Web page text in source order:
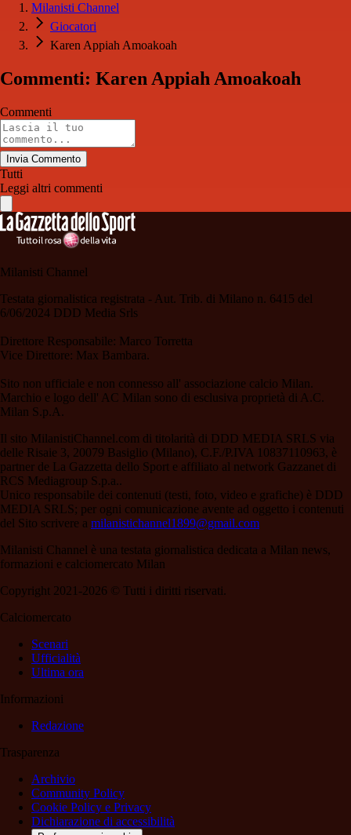
Milanisti Channel
Giocatori
Karen Appiah Amoakoah
Commenti: Karen Appiah Amoakoah
Commenti
Invia Commento
Tutti
Leggi altri commenti
Milanisti Channel
Testata giornalistica registrata - Aut. Trib. di Milano n. 6415 del
6/06/2024 DDD Media Srls
Direttore Responsabile: Marco Torretta
Vice Direttore: Max Bambara.
Sito non ufficiale e non connesso all' associazione calcio Milan.
Marchio e logo dell' AC Milan sono di esclusiva proprietà di A.C.
Milan S.p.A.
Il sito MilanistiChannel.com di titolarità di DDD MEDIA SRLS via
delle Risaie 3, 20079 Basiglio (Milano), C.F./P.IVA 10837110963, è
partner de La Gazzetta dello Sport e affiliato al network Gazzanet di
RCS Mediagroup S.p.a..
Unico responsabile dei contenuti (testi, foto, video e grafiche) è DDD
MEDIA SRLS; per ogni comunicazione avente ad oggetto i contenuti
del Sito scrivere a milanistichannel1899@gmail.com
Milanisti Channel è una testata giornalistica dedicata a Milan news,
formazioni e calciomercato Milan
Copyright 2021-2026 © Tutti i diritti riservati.
Calciomercato
Scenari
Ufficialità
Ultima ora
Informazioni
Redazione
Trasparenza
Archivio
Community Policy
Cookie Policy e Privacy
Dichiarazione di accessibilità